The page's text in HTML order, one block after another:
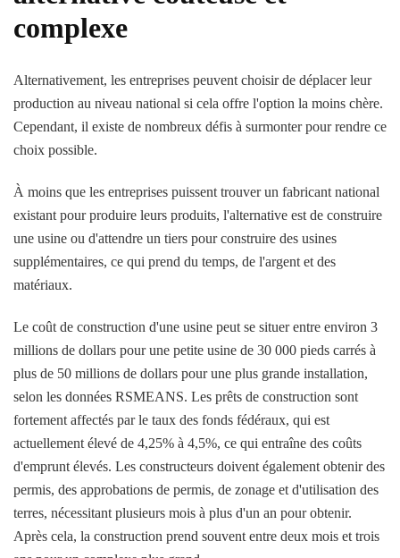
complexe
Alternativement, les entreprises peuvent choisir de déplacer leur
production au niveau national si cela offre l'option la moins chère.
Cependant, il existe de nombreux défis à surmonter pour rendre ce
choix possible.
À moins que les entreprises puissent trouver un fabricant national
existant pour produire leurs produits, l'alternative est de construire
une usine ou d'attendre un tiers pour construire des usines
supplémentaires, ce qui prend du temps, de l'argent et des
matériaux.
Le coût de construction d'une usine peut se situer entre environ 3
millions de dollars pour une petite usine de 30 000 pieds carrés à
plus de 50 millions de dollars pour une plus grande installation,
selon les données RSMEANS. Les prêts de construction sont
fortement affectés par le taux des fonds fédéraux, qui est
actuellement élevé de 4,25% à 4,5%, ce qui entraîne des coûts
d'emprunt élevés. Les constructeurs doivent également obtenir des
permis, des approbations de permis, de zonage et d'utilisation des
terres, nécessitant plusieurs mois à plus d'un an pour obtenir.
Après cela, la construction prend souvent entre deux mois et trois